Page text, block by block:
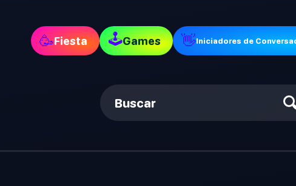
🥳Fiesta 🕹Games 👋Iniciadores de
Buscar